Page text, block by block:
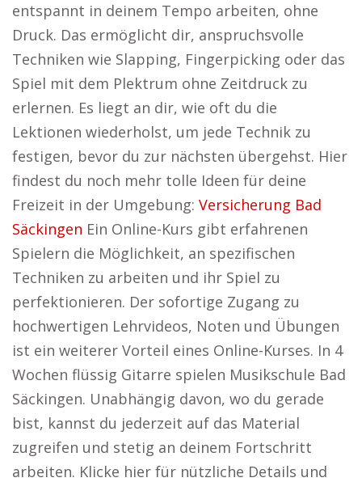
entspannt in deinem Tempo arbeiten, ohne
Druck. Das ermöglicht dir, anspruchsvolle
Techniken wie Slapping, Fingerpicking oder das
Spiel mit dem Plektrum ohne Zeitdruck zu
erlernen. Es liegt an dir, wie oft du die
Lektionen wiederholst, um jede Technik zu
festigen, bevor du zur nächsten übergehst. Hier
findest du noch mehr tolle Ideen für deine
Freizeit in der Umgebung: Versicherung Bad
Säckingen Ein Online-Kurs gibt erfahrenen
Spielern die Möglichkeit, an spezifischen
Techniken zu arbeiten und ihr Spiel zu
perfektionieren. Der sofortige Zugang zu
hochwertigen Lehrvideos, Noten und Übungen
ist ein weiterer Vorteil eines Online-Kurses. In 4
Wochen flüssig Gitarre spielen Musikschule Bad
Säckingen. Unabhängig davon, wo du gerade
bist, kannst du jederzeit auf das Material
zugreifen und stetig an deinem Fortschritt
arbeiten. Klicke hier für nützliche Details und